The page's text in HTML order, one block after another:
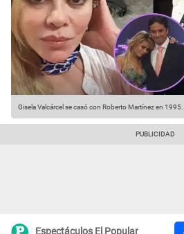
Gisela Valcárcel se casó con Roberto Martínez en 1995.
Espectáculos El Popular